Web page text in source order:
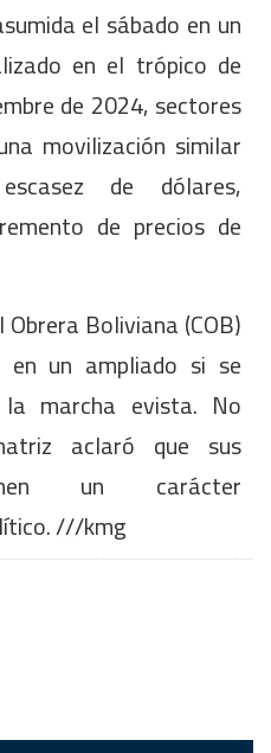
el sábado en un
en el trópico de
de 2024, sectores
movilización similar
de dólares,
de precios de
Boliviana (COB)
un ampliado si se
marcha evista. No
aclaró que sus
un carácter
///kmg